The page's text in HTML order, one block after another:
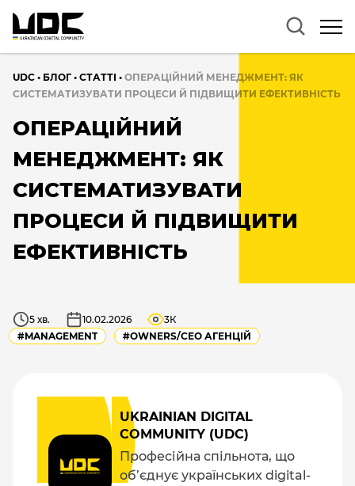
UDC • БЛОГ • CТАТТІ • ОПЕРАЦІЙНИЙ МЕНЕДЖМЕНТ: ЯК
СИСТЕМАТИЗУВАТИ ПРОЦЕСИ Й ПІДВИЩИТИ ЕФЕКТИВНІСТЬ
ОПЕРАЦІЙНИЙ
МЕНЕДЖМЕНТ: ЯК
СИСТЕМАТИЗУВАТИ
ПРОЦЕСИ Й ПІДВИЩИТИ
ЕФЕКТИВНІСТЬ
#MANAGEMENT #OWNERS/СEO АГЕНЦІЙ
5 хв. 10.02.2026 3К
UKRAINIAN DIGITAL
COMMUNITY (UDC)
Професійна спільнота, що
об’єднує українських digital-